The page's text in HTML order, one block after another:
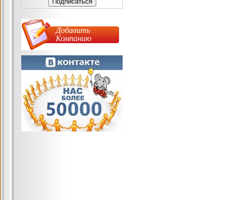
Добавить
Компанию